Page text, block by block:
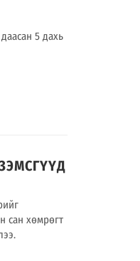
5 дахь
сан хөмрөгт